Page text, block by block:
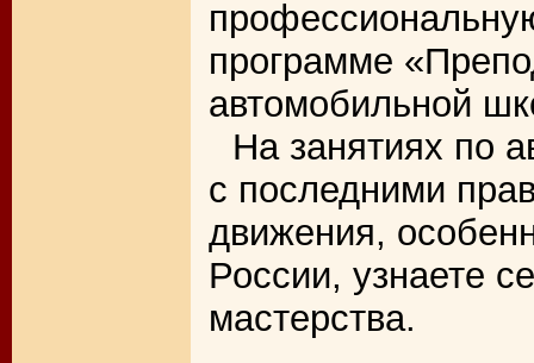
программе
автомобильной
На занятиях по
с последними
движения,
России, узнаете
мастерства.